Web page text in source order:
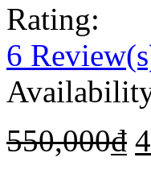
Rating:
6
550,000₫